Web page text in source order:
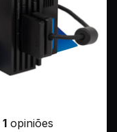
1opiniões